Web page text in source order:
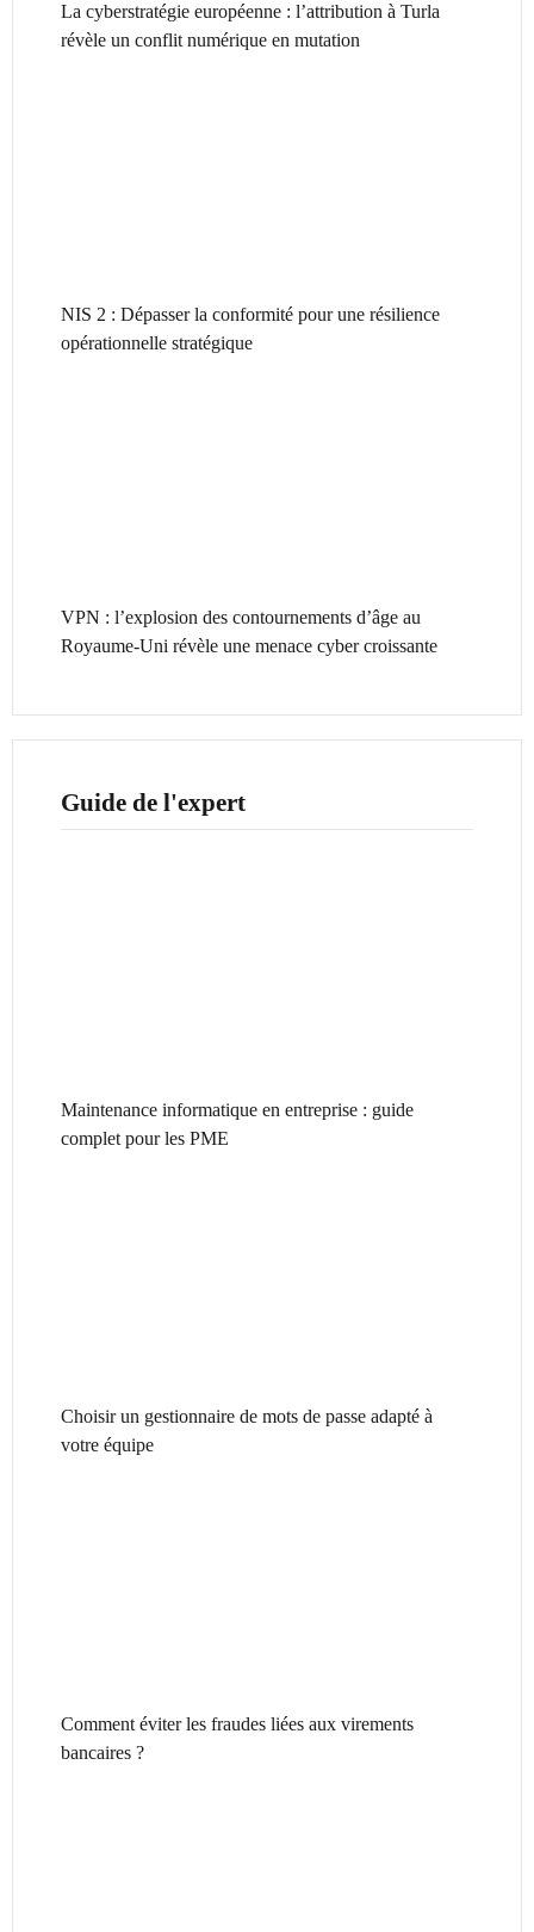
La cyberstratégie européenne : l’attribution à Turla
révèle un conflit numérique en mutation
NIS 2 : Dépasser la conformité pour une résilience
opérationnelle stratégique
VPN : l’explosion des contournements d’âge au
Royaume-Uni révèle une menace cyber croissante
Guide de l'expert
Maintenance informatique en entreprise : guide
complet pour les PME
Choisir un gestionnaire de mots de passe adapté à
votre équipe
Comment éviter les fraudes liées aux virements
bancaires ?